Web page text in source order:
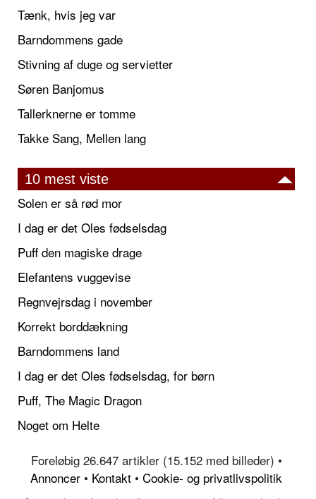
Tænk, hvis jeg var
Barndommens gade
Stivning af duge og servietter
Søren Banjomus
Tallerknerne er tomme
Takke Sang, Mellen lang
10 mest viste
Solen er så rød mor
I dag er det Oles fødselsdag
Puff den magiske drage
Elefantens vuggevise
Regnvejrsdag i november
Korrekt borddækning
Barndommens land
I dag er det Oles fødselsdag, for børn
Puff, The Magic Dragon
Noget om Helte
Foreløbig 26.647 artikler (15.152 med billeder) •
Annoncer • Kontakt • Cookie- og privatlivspolitik